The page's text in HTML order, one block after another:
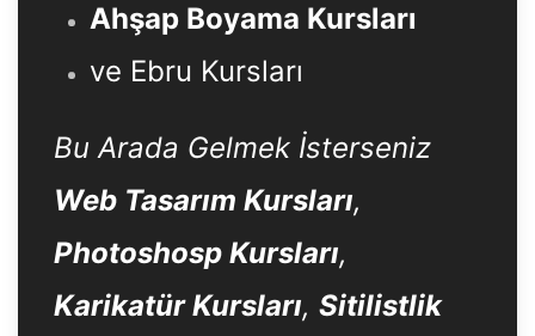
Ahşap Boyama Kursları
ve Ebru Kursları
Bu Arada Gelmek İsterseniz
Web Tasarım Kursları,
Photoshosp Kursları,
Karikatür Kursları, Sitilistlik